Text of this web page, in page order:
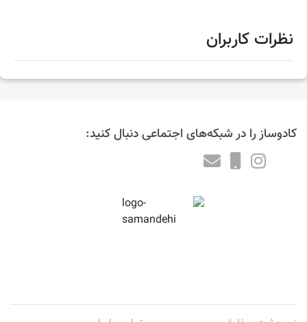
نظرات کاربران
کادوساز را در شبکه‌های اجتماعی دنبال کنید: